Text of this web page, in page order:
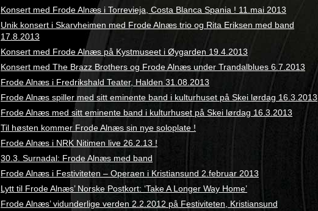
Konsert med Frode Alnæs i Torrevieja, Costa Blanca Spania ! 11.mai 2013
Unik konsert i Skarvheimen med Frode Alnæs trio og Rita Eriksen med band
17.8.2013
Konsert med Frode Alnæs på Kystmuseet i Øygarden 19.4.2013
Konsert med The Brazz Brothers og Frode Alnæs under Trandalblues 6.7.2013
Frode Alnæs i Fredrikshald Teater, Halden 31.08.2013
Frode Alnæs spiller med sitt eminente band i kulturhuset på Skei lørdag 16.3.2013
Frode Alnæs med sitt eminente band i kulturhuset på Skei lørdag 16.3.2013
Til høsten kommer Frode Alnæs sin nye soloplate !
Frode Alnæs i NRK Nitimen live 26.2.13 !
30.3. Surnadal: Frode Alnæs med band
Frode Alnæs i Festiviteten – Operaen i Kristiansund 2.februar 2013
Lytt til Frode Alnæs’ Norske Postkort: ‘Take A Longer Way Home’
Frode Alnæs’ vidunderlige verden 2.2.2012 på Festiviteten, Kristiansund